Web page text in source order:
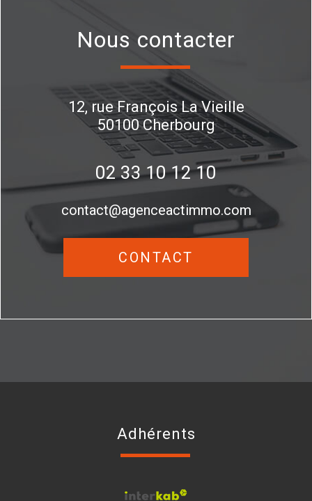
Nous contacter
12, rue François La Vieille
50100 Cherbourg
02 33 10 12 10
contact@agenceactimmo.com
CONTACT
Adhérents